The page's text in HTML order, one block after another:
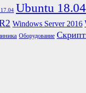
Ubuntu 18.04
Windows Server 2016
Оборудование